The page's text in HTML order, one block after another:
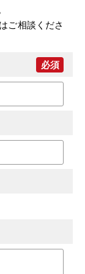
ご相談くださ
必須